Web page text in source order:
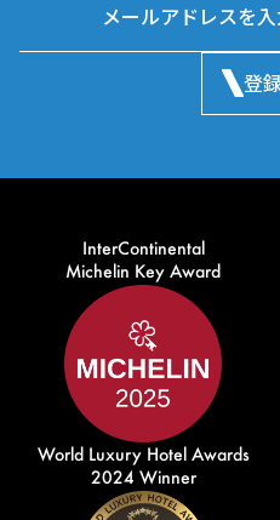
登
InterContinental
Michelin Key Award
World Luxury Hotel Awards
2024 Winner